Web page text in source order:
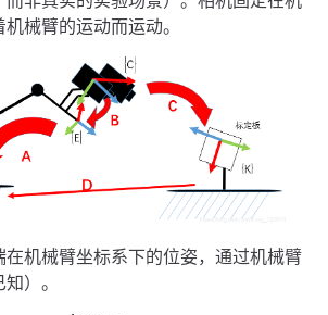
械臂的运动而运动。
在机械臂坐标系下的位姿，通过机械臂
）。